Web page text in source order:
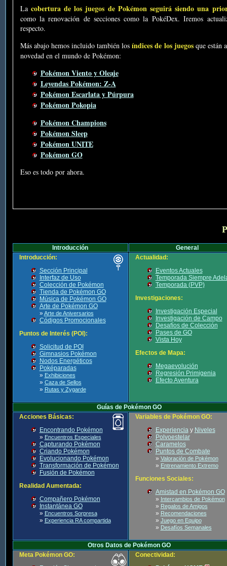
La cobertura de los juegos de Pokémon seguirá siendo una
como la renovación de secciones como la PokéDex. Iremos
respecto.
Más abajo hemos incluido también losíndices de los juegosque están
novedad en el mundo de Pokémon:
Pokémon Viento y Oleaje
Leyendas Pokémon: Z-A
Pokémon Escarlata y Púrpura
Pokémon Pokopia
Pokémon Champions
Pokémon Sleep
Pokémon UNITE
Pokémon GO
Eso es todo por ahora.
Introducción
General
Introducción:
Sección Principal
Interfaz de Uso
Colección de Pokémon
Tienda de Pokémon GO
Música de Pokémon GO
Arte de Pokémon GO
» Arte de Aniversarios
Códigos Promocionales
Puntos de Interés (POI):
Solicitud de POI
Gimnasios Pokémon
Nodos Energéticos
Poképaradas
» Exhibiciones
» Caza de Sellos
» Rutas y Zygarde
Actualidad:
Eventos Actuales
Temporada Siempre
Temporada (PVP)
Investigaciones:
Investigación Especial
Investigación de Campo
Desafíos de Colección
Pases de GO
Vista Hoy
Efectos de Mapa:
Megaevolución
Regresión Primigenia
Efecto Aventura
Guías de Pokémon GO
Acciones Básicas:
Encontrando Pokémon
» Encuentros Especiales
Capturando Pokémon
Criando Pokémon
Evolucionando Pokémon
Transformación de Pokémon
Fusión de Pokémon
Realidad Aumentada:
Compañero Pokémon
Instantánea GO
» Encuentros Sorpresa
» Experiencia RA compartida
Variables de Pokémon GO:
Experienciay Niveles
Polvoestelar
Caramelos
Puntos de Combate
» Valoración de Pokémon
» Entrenamiento Extremo
Funciones Sociales:
Amistad en Pokémon GO
» Intercambios de Pokémon
» Regalos de Amigos
» Recomendaciones
» Juego en Equipo
» Desafíos Semanales
Otros Datos de Pokémon GO
Meta Pokémon GO:
Conectividad: